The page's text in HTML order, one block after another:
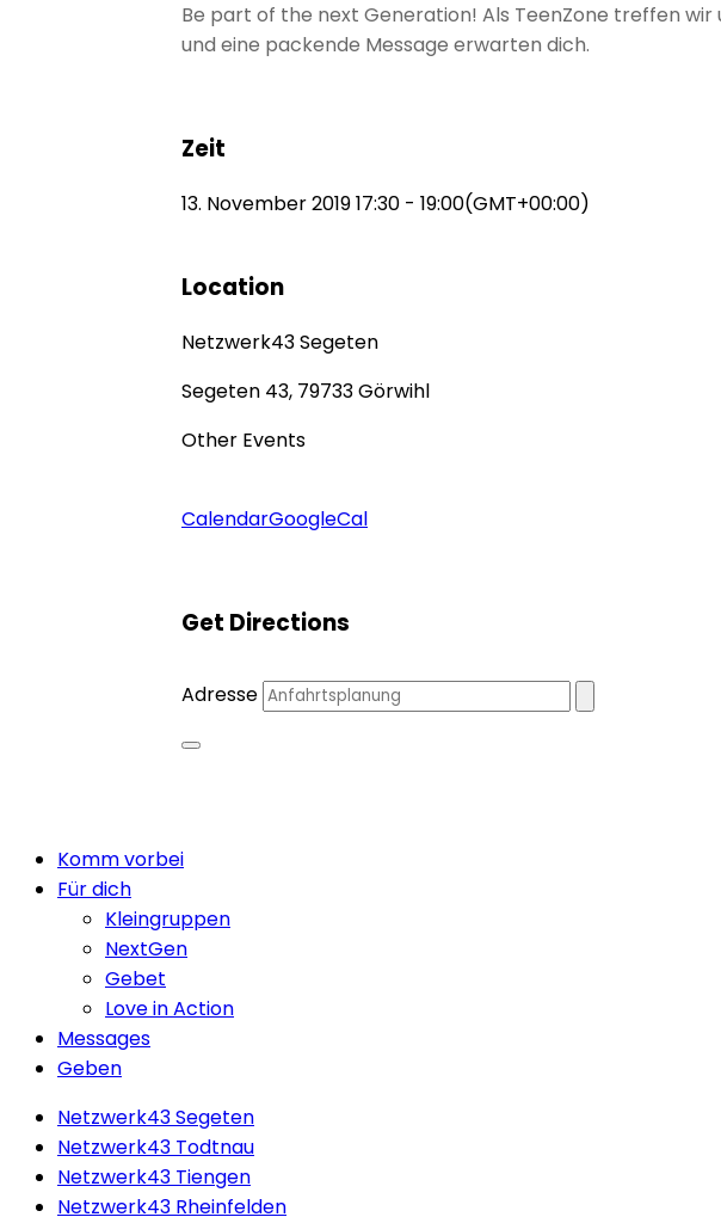
Be part of the next Generation! Als TeenZone treffen wir
und eine packende Message erwarten dich.
Zeit
13. November 201917:30 - 19:00(GMT+00:00)
Location
Netzwerk43 Segeten
Segeten 43, 79733 Görwihl
Other Events
CalendarGoogleCal
Get Directions
Adresse
Close
Menu
Komm vorbei
Für dich
Kleingruppen
NextGen
Gebet
Love in Action
Messages
Geben
Netzwerk43 Segeten
Netzwerk43 Todtnau
Netzwerk43 Tiengen
Netzwerk43 Rheinfelden